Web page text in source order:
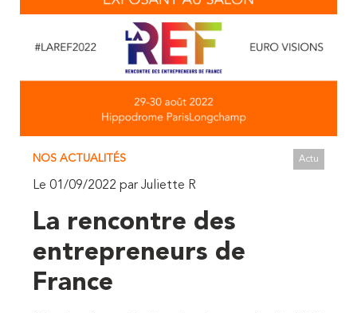
NOS ACTUALITÉS Actu
Le 01/09/2022 par Juliette R
La rencontre des
entrepreneurs de
France